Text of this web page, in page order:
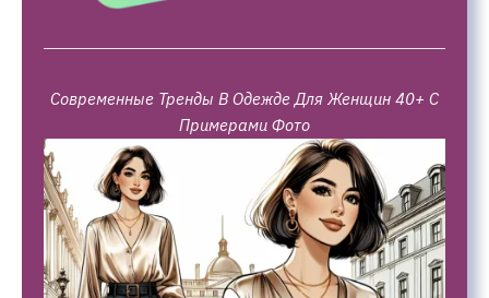
Современные Тренды В Одежде Для Женщин 40+ С
Примерами Фото